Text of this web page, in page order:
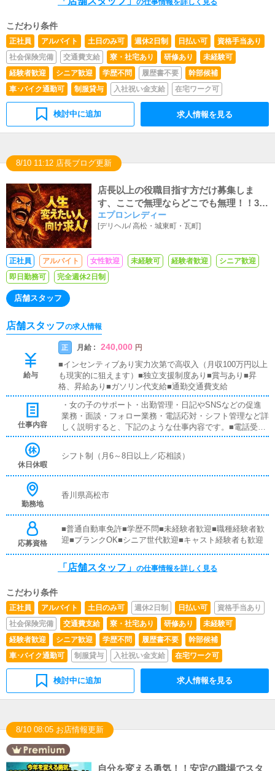
ただきます。キャストの出勤情報やイベント、更新となり
ます。■清掃・備品管理お客様やキャストの方に快適にお
過ごしいただくため、店内の清掃や備品の管理・補充を行
っていただきます。
の仕事情報を詳しく見る
こだわり条件
正社員 アルバイト 土日のみ可 週休2日制 日払い可
資格手当あり
社会保険完備
交通費支給 寮・社宅あり 研修あり
未経験可
経験者歓迎
シニア歓迎 学歴不問 履歴書不要
幹部候補
車･バイク通勤可
制服貸与 入社祝い金支給 在宅ワーク可
検討中に追加 求人情報を見る
8/10 11:12 店長ブログ更新
店長以上の役職目指す方だけ募集しま
す、ここで無理ならどこでも無理！！30
代40代の再起も応援！！
エプロンレディー
[デリヘル/高松・城東町・瓦町]
正社員 アルバイト 女性歓迎 未経験可 経験者歓迎
シニア歓迎
即日勤務可
完全週休2日制
店舗スタッフ
店舗スタッフの求人情報
給与
正 月給 : 240,000 円
■インセンティブあり実力次第で高収入（月収100万円以上
も現実的に狙えます）■独立支援制度あり■賞与あり■昇
格、昇給あり■ガソリン代支給■通勤交通費支給
仕事内容
・女の子のサポート・出勤管理・日記やSNSなどの促進
業務・面談・フォロー業務・電話応対・シフト管理など詳
しく説明すると、下記のような仕事内容です。■電話受付
業務（お客様との対面接客はありません）お客様からの電
き状況の確認・説明をお願いします。予約の確定後はキャ
て働けます。■キャスト管理お店で働いていただいている
（写メ日記）などの使い方などのアドバイスを行っていた
だきます。■PC更新業務ヘブンネットなど、ポータルサイ
ト等の店舗情報更新作業を行っていただきます。キャスト
字が入力出来れば問題ありません。PCが苦手な人でも簡
補充を行っていただきます。
休日休暇
シフト制（月6～8日以上／応相談）
勤務地
香川県高松市
応募資格
■普通自動車免許■学歴不問■未経験者歓迎■職種経験者歓
迎■ブランクOK■シニア世代歓迎■キャスト経験者も歓迎
「店舗スタッフ」 の仕事情報を詳しく見る
こだわり条件
正社員 アルバイト 土日のみ可 週休2日制 日払い可
資格手当あり
社会保険完備
交通費支給 寮・社宅あり 研修あり
未経験可
経験者歓迎
シニア歓迎 学歴不問 履歴書不要
幹部候補
車･バイク通勤可
制服貸与 入社祝い金支給 在宅ワーク可
検討中に追加 求人情報を見る
8/10 08:05 お店情報更新
自分を変える勇気！！安定の職場でスタ